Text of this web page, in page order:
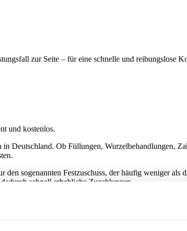
zur Seite – für eine schnelle und reibungslose
und kostenlos.
Deutschland. Ob Füllungen, Wurzelbehandlungen,
sogenannten Festzuschuss, der häufig weniger als
schnell erhebliche Zuzahlungen.
die diese Lücke schließt. Besonders lohnend ist ein
Leistungen – transparent, zuverlässig und